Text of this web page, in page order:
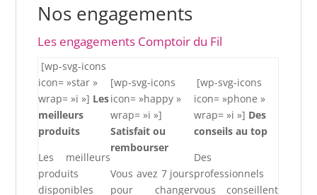
Nos engagements
Les engagements Comptoir du Fil
[wp-svg-icons
icon= »star »
wrap= »i »] Les
meilleurs
produits
Les meilleurs
produits
disponibles
[wp-svg-icons
icon= »happy »
wrap= »i »]
Satisfait ou
rembourser
Vous avez 7 jours
pour changer
[wp-svg-icons
icon= »phone »
wrap= »i »] Des
conseils au top
Des
professionnels
vous conseillent